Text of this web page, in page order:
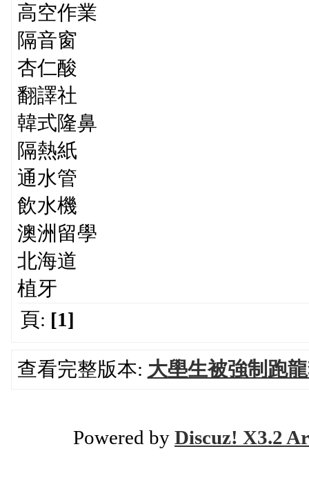
高空作業
隔音窗
杏仁酸
翻譯社
韓式隆鼻
隔熱紙
通水管
飲水機
澳洲留學
北海道
植牙
頁: [1]
查看完整版本: 大壆生被強制跑
Powered by Discuz! X3.2